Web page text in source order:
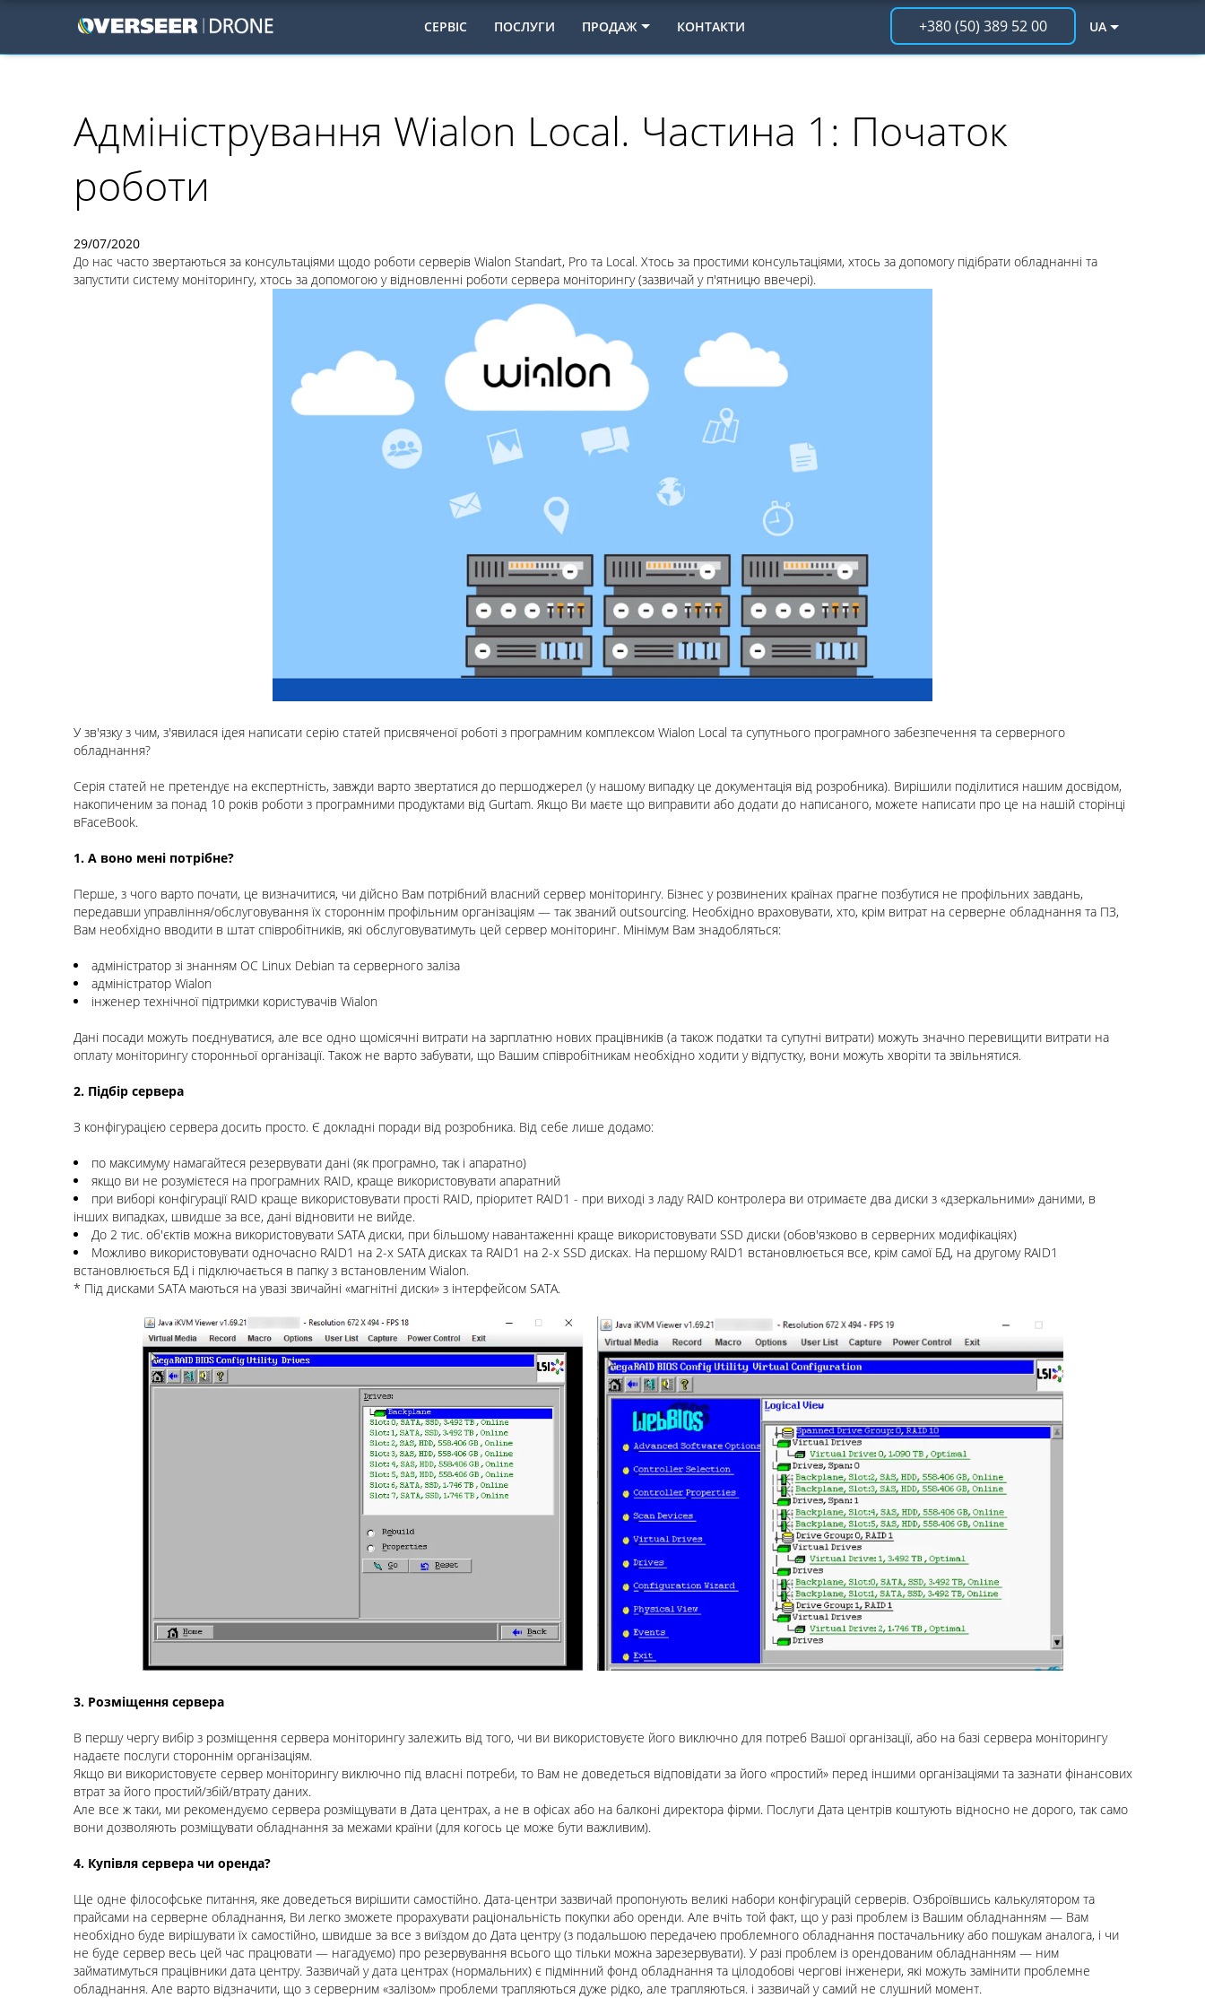
СЕРВІС ПОСЛУГИ ПРОДАЖ КОНТАКТИ +380 (50) 389 52 00 UA
Адміністрування Wialon Local. Частина 1: Початок
роботи
29/07/2020
До нас часто звертаються за консультаціями щодо роботи серверів Wialon Standart, Pro та Local. Хтось за простими консультаціями, хтось за допомогу підібрати обладнанні та
запустити систему моніторингу, хтось за допомогою у відновленні роботи сервера моніторингу (зазвичай у п'ятницю ввечері).
У зв'язку з чим, з'явилася ідея написати серію статей присвяченої роботі з програмним комплексом Wialon Local та супутнього програмного забезпечення та серверного
обладнання?
Серія статей не претендує на експертність, завжди варто звертатися до першоджерел (у нашому випадку це документація від розробника). Вирішили поділитися нашим досвідом,
накопиченим за понад 10 років роботи з програмними продуктами від Gurtam. Якщо Ви маєте що виправити або додати до написаного, можете написати про це на нашій сторінці
вFaceBook.
1. А воно мені потрібне?
Перше, з чого варто почати, це визначитися, чи дійсно Вам потрібний власний сервер моніторингу. Бізнес у розвинених країнах прагне позбутися не профільних завдань,
передавши управління/обслуговування їх стороннім профільним організаціям — так званий outsourcing. Необхідно враховувати, хто, крім витрат на серверне обладнання та ПЗ,
Вам необхідно вводити в штат співробітників, які обслуговуватимуть цей сервер моніторинг. Мінімум Вам знадобляться:
адміністратор зі знанням ОС Linux Debian та серверного заліза
адміністратор Wialon
інженер технічної підтримки користувачів Wialon
Дані посади можуть поєднуватися, але все одно щомісячні витрати на зарплатню нових працівників (а також податки та супутні витрати) можуть значно перевищити витрати на
оплату моніторингу сторонньої організації. Також не варто забувати, що Вашим співробітникам необхідно ходити у відпустку, вони можуть хворіти та звільнятися.
2. Підбір сервера
З конфігурацією сервера досить просто. Є докладні поради від розробника. Від себе лише додамо:
по максимуму намагайтеся резервувати дані (як програмно, так і апаратно)
якщо ви не розумієтеся на програмних RAID, краще використовувати апаратний
при виборі конфігурації RAID краще використовувати прості RAID, пріоритет RAID1 - при виході з ладу RAID контролера ви отримаєте два диски з «дзеркальними» даними, в
інших випадках, швидше за все, дані відновити не вийде.
До 2 тис. об'єктів можна використовувати SATA диски, при більшому навантаженні краще використовувати SSD диски (обов'язково в серверних модифікаціях)
Можливо використовувати одночасно RAID1 на 2-х SATA дисках та RAID1 на 2-х SSD дисках. На першому RAID1 встановлюється все, крім самої БД, на другому RAID1
встановлюється БД і підключається в папку з встановленим Wialon.
* Під дисками SATA маються на увазі звичайні «магнітні диски» з інтерфейсом SATA.
3. Розміщення сервера
В першу чергу вибір з розміщення сервера моніторингу залежить від того, чи ви використовуєте його виключно для потреб Вашої організації, або на базі сервера моніторингу
надаєте послуги стороннім організаціям.
Якщо ви використовуєте сервер моніторингу виключно під власні потреби, то Вам не доведеться відповідати за його «простий» перед іншими організаціями та зазнати фінансових
втрат за його простий/збій/втрату даних.
Але все ж таки, ми рекомендуємо сервера розміщувати в Дата центрах, а не в офісах або на балконі директора фірми. Послуги Дата центрів коштують відносно не дорого, так само
вони дозволяють розміщувати обладнання за межами країни (для когось це може бути важливим).
4. Купівля сервера чи оренда?
Ще одне філософське питання, яке доведеться вирішити самостійно. Дата-центри зазвичай пропонують великі набори конфігурацій серверів. Озброївшись калькулятором та
прайсами на серверне обладнання, Ви легко зможете прорахувати раціональність покупки або оренди. Але вчіть той факт, що у разі проблем із Вашим обладнанням — Вам
необхідно буде вирішувати їх самостійно, швидше за все з виїздом до Дата центру (з подальшою передачею проблемного обладнання постачальнику або пошукам аналога, і чи
не буде сервер весь цей час працювати — нагадуємо) про резервування всього що тільки можна зарезервувати). У разі проблем із орендованим обладнанням — ним
займатимуться працівники дата центру. Зазвичай у дата центрах (нормальних) є підмінний фонд обладнання та цілодобові чергові інженери, які можуть замінити проблемне
обладнання. Але варто відзначити, що з серверним «залізом» проблеми трапляються дуже рідко, але трапляються. і зазвичай у самий не слушний момент.